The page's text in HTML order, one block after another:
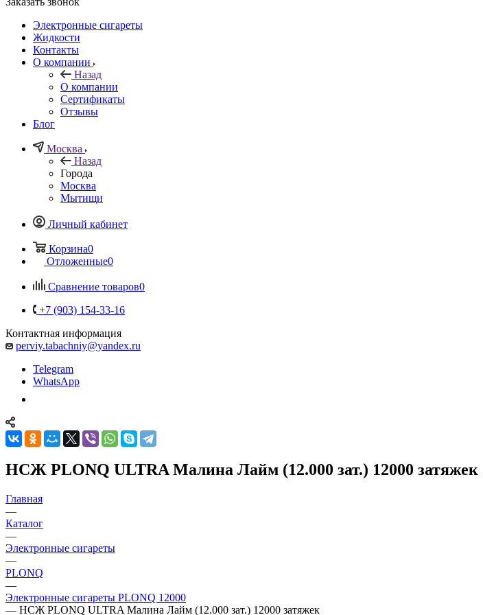
Электронные сигареты
Жидкости
Контакты
О компании
Назад
О компании
Сертификаты
Отзывы
Блог
Москва
Назад
Города
Москва
Мытищи
Личный кабинет
Корзина0
Отложенные0
Сравнение товаров0
+7 (903) 154-33-16
Контактная информация
perviy.tabachniy@yandex.ru
Telegram
WhatsApp
НСЖ PLONQ ULTRA Малина Лайм (12.000 зат.) 12000 затяжек
Главная
—
Каталог
—
Электронные сигареты
—
PLONQ
—
Электронные сигареты PLONQ 12000
— НСЖ PLONQ ULTRA Малина Лайм (12.000 зат.) 12000 затяжек